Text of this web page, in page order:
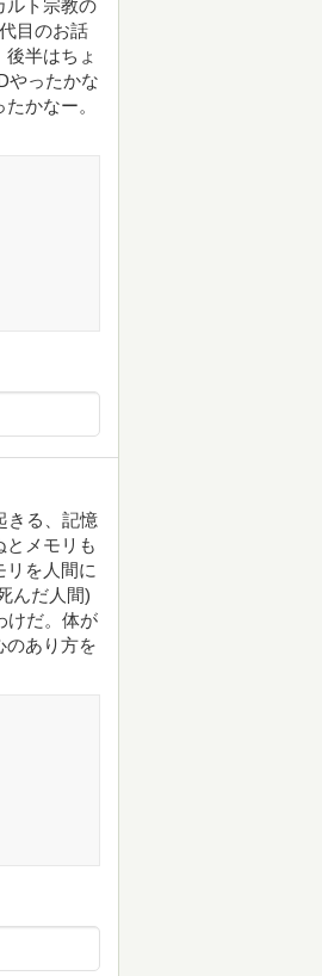
ルト宗教の
目のお話
半はちょ
やったかな
かなー。
きる、記憶
メモリも
を人間に
んだ人間)
けだ。体が
のあり方を